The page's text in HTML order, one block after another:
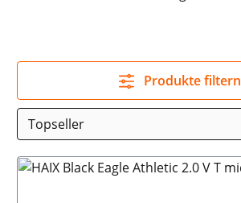
Produkte filtern